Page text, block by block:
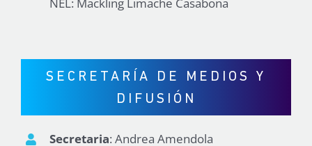
NEL: Mackling Limache Casabona
SECRETARÍA DE MEDIOS Y
DIFUSIÓN
Secretaria: Andrea Amendola